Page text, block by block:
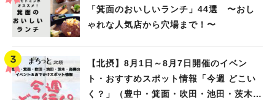
「箕面のおいしいランチ」44選 〜おし
ゃれな人気店から穴場まで！〜
【北摂】8月1日～8月7日開催のイベン
ト・おすすめスポット情報「今週 どこい
く？」（豊中・箕面・吹田・池田・茨木・